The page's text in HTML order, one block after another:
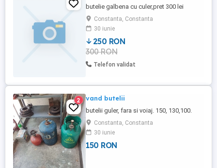
butelie galbena cu culer,pret 300 lei
Constanta, Constanta
30 iunie
250 RON
300 RON
Telefon validat
2 vand butelii
butelii guler, fara si voiaj. 150, 130,100.
Constanta, Constanta
30 iunie
150 RON